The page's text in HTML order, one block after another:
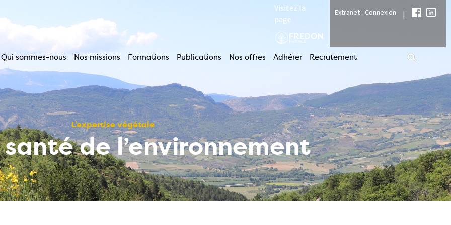
Visitez la
page
Extranet - Connexion |
Qui sommes-nous Nos missions Formations Publications Nos offres Adhérer Recrutement
L’expertise végétale
de l’environnement